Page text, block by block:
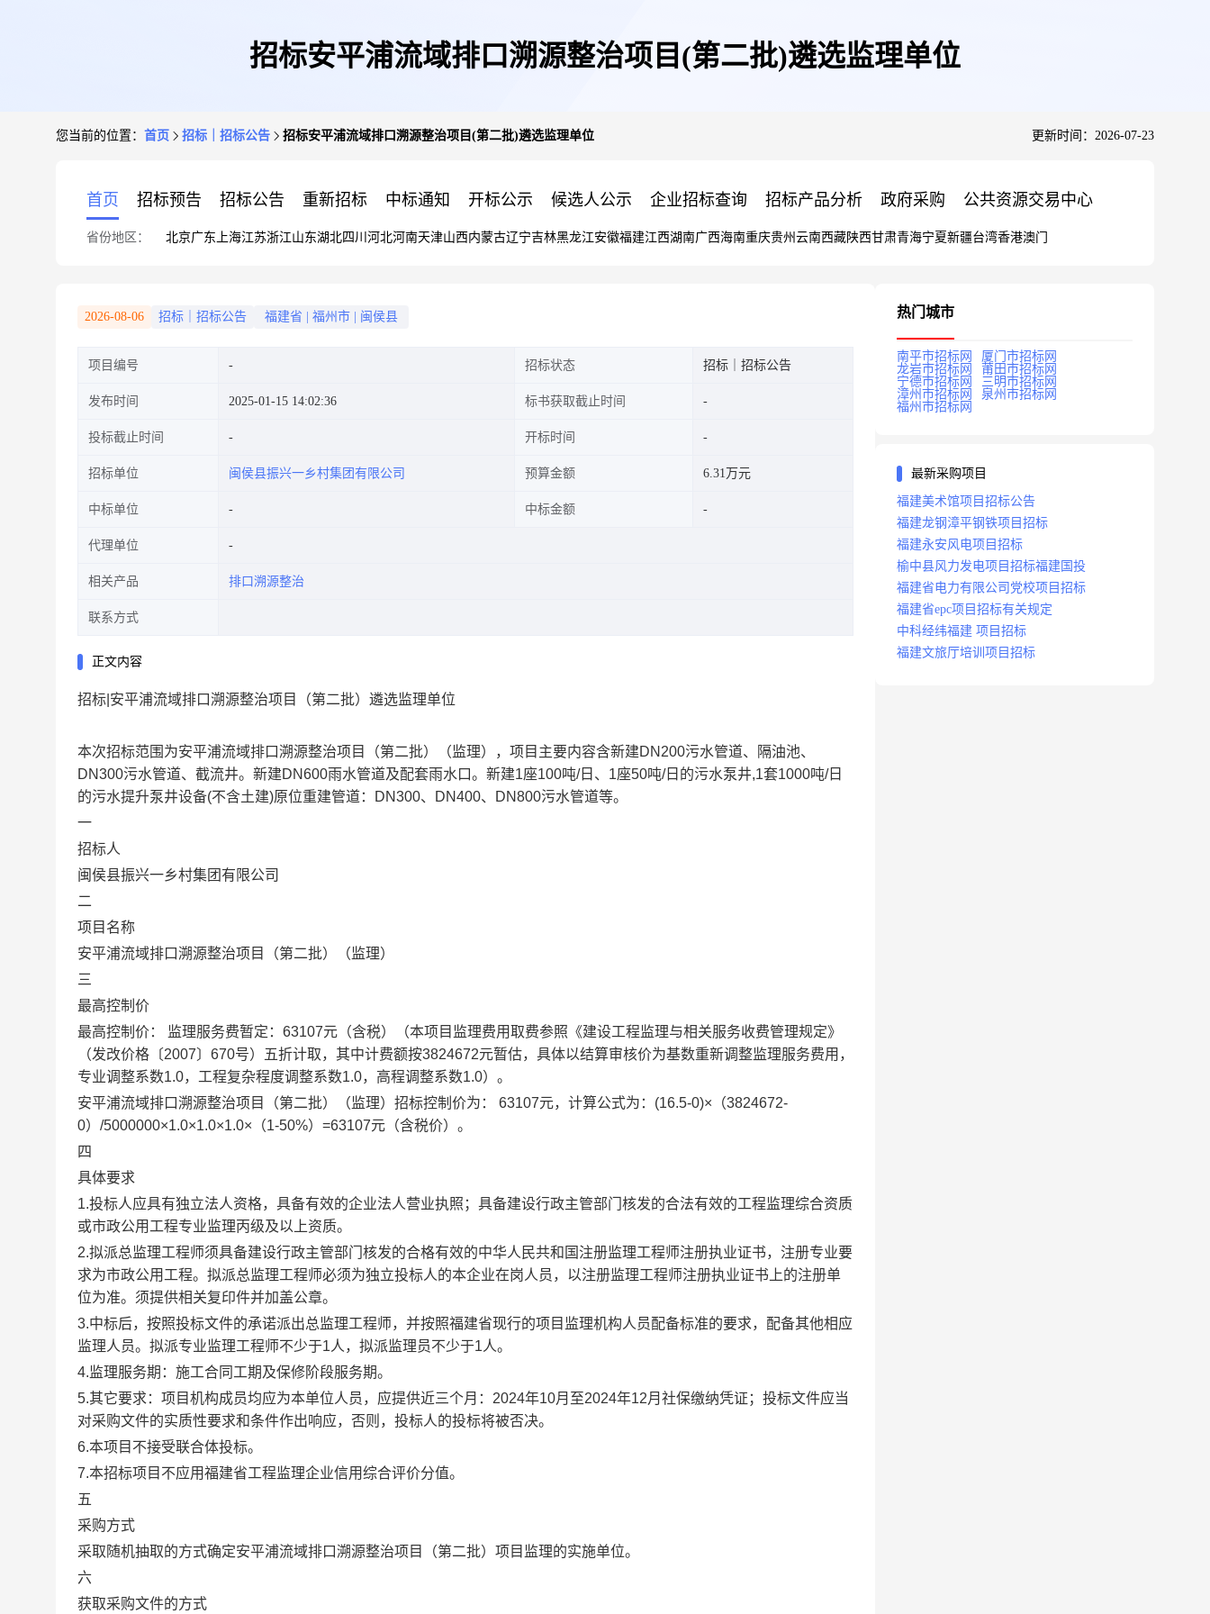
招标安平浦流域排口溯源整治项目(第二批)遴选监理单位
您当前的位置： 首页 招标｜招标公告 招标安平浦流域排口溯源整治项目(第二批)遴选监理单位 更新时间：2026-07-23
首页 招标预告 招标公告 重新招标 中标通知 开标公示 候选人公示 企业招标查询 招标产品分析 政府采购 公共资源交易中心
省份地区： 北京广东 上海江苏浙江山东湖北四川 河北河南天津山西内蒙古辽宁吉林黑龙江安徽福建江西湖南广西海南重庆贵州 云南西藏陕西甘肃青海宁夏新疆台湾香港澳门
2026-08-06 招标｜招标公告 福建省 福州市 闽侯县
项目编号 招标状态 招标｜招标公告
发布时间 2025-01-15 14:02:36 标书获取截止时间
投标截止时间 开标时间
招标单位 闽侯县振兴一乡村集团有限公司 预算金额 6.31万元
中标单位 中标金额
代理单位
相关产品 排口溯源整治
联系方式
正文内容
招标|安平浦流域排口溯源整治项目（第二批）遴选监理单位
本次招标范围为安平浦流域排口溯源整治项目（第二批）（监理），项目主要内容含新建DN200污水管道、隔油池、
DN300污水管道、截流井。新建DN600雨水管道及配套雨水口。新建1座100吨/日、1座50吨/日的污水泵井,1套1000吨/日
的污水提升泵井设备(不含土建)原位重建管道：DN300、DN400、DN800污水管道等。
一
招标人
闽侯县振兴一乡村集团有限公司
二
项目名称
安平浦流域排口溯源整治项目（第二批）（监理）
三
最高控制价
最高控制价： 监理服务费暂定：63107元（含税）（本项目监理费用取费参照《建设工程监理与相关服务收费管理规定》
（发改价格〔2007〕670号）五折计取，其中计费额按3824672元暂估，具体以结算审核价为基数重新调整监理服务费用，
专业调整系数1.0，工程复杂程度调整系数1.0，高程调整系数1.0）。
安平浦流域排口溯源整治项目（第二批）（监理）招标控制价为： 63107元，计算公式为：(16.5-0)×（3824672-
0）/5000000×1.0×1.0×1.0×（1-50%）=63107元（含税价）。
四
具体要求
1.投标人应具有独立法人资格，具备有效的企业法人营业执照；具备建设行政主管部门核发的合法有效的工程监理综合资质
或市政公用工程专业监理丙级及以上资质。
2.拟派总监理工程师须具备建设行政主管部门核发的合格有效的中华人民共和国注册监理工程师注册执业证书，注册专业要
求为市政公用工程。拟派总监理工程师必须为独立投标人的本企业在岗人员，以注册监理工程师注册执业证书上的注册单
位为准。须提供相关复印件并加盖公章。
3.中标后，按照投标文件的承诺派出总监理工程师，并按照福建省现行的项目监理机构人员配备标准的要求，配备其他相应
监理人员。拟派专业监理工程师不少于1人，拟派监理员不少于1人。
4.监理服务期：施工合同工期及保修阶段服务期。
5.其它要求：项目机构成员均应为本单位人员，应提供近三个月：2024年10月至2024年12月社保缴纳凭证；投标文件应当
对采购文件的实质性要求和条件作出响应，否则，投标人的投标将被否决。
6.本项目不接受联合体投标。
7.本招标项目不应用福建省工程监理企业信用综合评价分值。
五
采购方式
采取随机抽取的方式确定安平浦流域排口溯源整治项目（第二批）项目监理的实施单位。
六
获取采购文件的方式
热门城市
南平市招标网
厦门市招标网
龙岩市招标网
莆田市招标网
宁德市招标网
三明市招标网
漳州市招标网
泉州市招标网
福州市招标网
最新采购项目
福建美术馆项目招标公告
福建龙钢漳平钢铁项目招标
福建永安风电项目招标
榆中县风力发电项目招标福建国投
福建省电力有限公司党校项目招标
福建省epc项目招标有关规定
中科经纬福建 项目招标
福建文旅厅培训项目招标